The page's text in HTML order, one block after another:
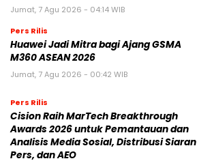
Jumat, 7 Agu 2026 - 04:14 WIB
Pers Rilis
Huawei Jadi Mitra bagi Ajang GSMA
M360 ASEAN 2026
Jumat, 7 Agu 2026 - 00:42 WIB
Pers Rilis
Cision Raih MarTech Breakthrough
Awards 2026 untuk Pemantauan dan
Analisis Media Sosial, Distribusi Siaran
Pers, dan AEO